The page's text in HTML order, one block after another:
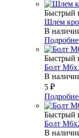
Быстрый
Шлем
В
Быстрый
Болт
В
5 ₽
Быстрый
Болт
В